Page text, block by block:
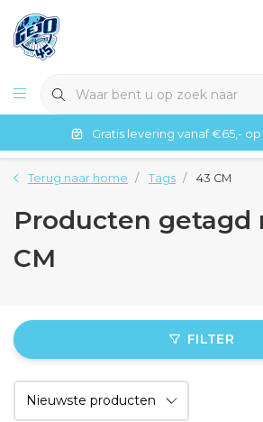
Gratis levering vanaf €65,-
Terug naar home Tags 43 CM
Producten getagd
CM
FILTER